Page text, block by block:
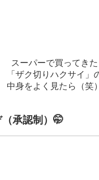
スーパーで買ってきた
「ザク切りハクサイ」
中身をよく見たら（笑
承認制）🤭